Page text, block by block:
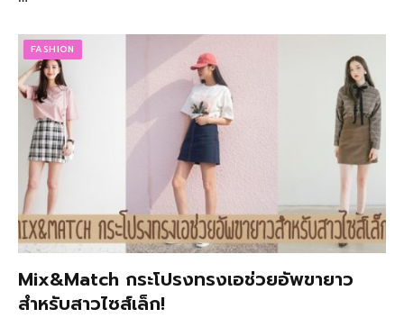
FASHION
Mix&Match กระโปรงทรงเอช่วยอัพขายาว
สำหรับสาวไซส์เล็ก!